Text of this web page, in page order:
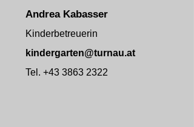
Andrea Kabasser
Kinderbetreuerin
kindergarten@turnau.at
Tel. +43 3863 2322